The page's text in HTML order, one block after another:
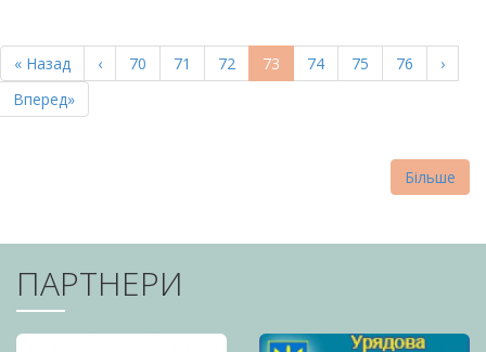
НА
СТОРІНКИ
Перша
сторінка
« Назад
Попередня
сторінка
‹ Page
70 Page
71 Page
72
Поточна
сторінка
73 Page
74 Page
75 Page
76
›
Остання
сторінка
Вперед»
Більше
ПАРТНЕРИ